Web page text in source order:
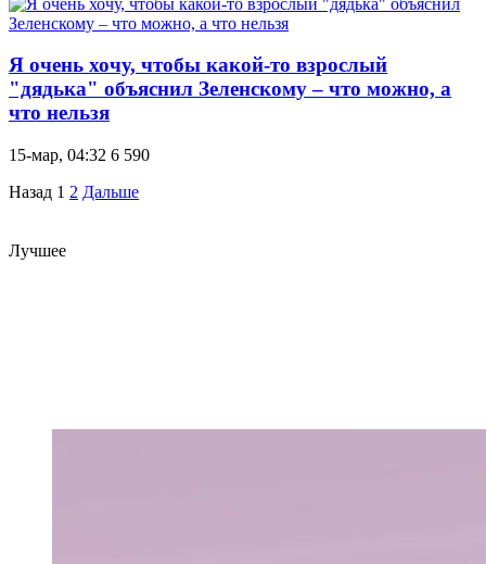
Я очень хочу, чтобы какой-то взрослый
"дядька" объяснил Зеленскому – что можно, а
что нельзя
15-мар, 04:32 6 590
Назад 1 2 Дальше
Лучшее